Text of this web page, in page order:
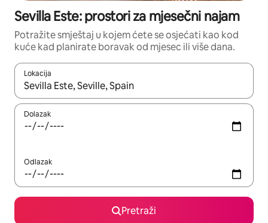
Sevilla Este: prostori za mjesečni najam
Potražite smještaj u kojem ćete se osjećati kao kod
kuće kad planirate boravak od mjesec ili više dana.
Lokacija
Kada budu dostupni rezultati, moći ćete ih pregledati
Dolazak
Odlazak
Pretraži